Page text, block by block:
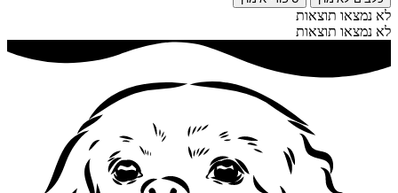
לא נמצאו תוצאות
לא נמצאו תוצאות